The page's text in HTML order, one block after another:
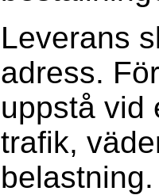
Leverans
adress.
uppstå vid
trafik,
belastning.